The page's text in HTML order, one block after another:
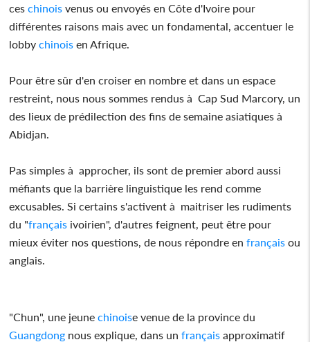
ceschinois venus ou envoyés en Côte d'Ivoire pour
différentes raisons mais avec un fondamental, accentuer le
lobbychinois en Afrique.
Pour être sûr d'en croiser en nombre et dans un espace
restreint, nous nous sommes rendus à Cap Sud Marcory, un
des lieux de prédilection des fins de semaine asiatiques à
Abidjan.
Pas simples à approcher, ils sont de premier abord aussi
méfiants que la barrière linguistique les rend comme
excusables. Si certains s'activent à maitriser les rudiments
du "français ivoirien", d'autres feignent, peut être pour
mieux éviter nos questions, de nous répondre enfrançais ou
anglais.
"Chun", une jeunechinoise venue de la province du
Guangdong nous explique, dans unfrançais approximatif